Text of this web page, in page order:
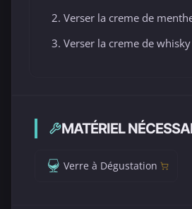
Verser la creme de
Verser la creme de whisky
MATÉRIEL
Verre à Dégustation